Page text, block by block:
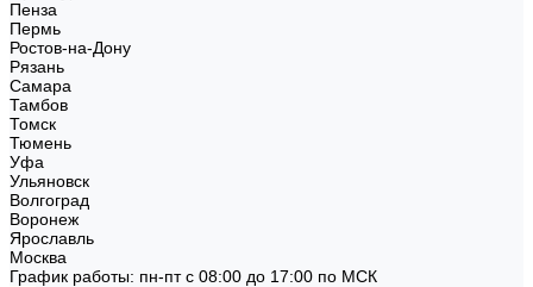
Пенза
Пермь
Ростов-на-Дону
Рязань
Самара
Тамбов
Томск
Тюмень
Уфа
Ульяновск
Волгоград
Воронеж
Ярославль
Москва
График работы: пн-пт с 08:00 до 17:00 по МСК